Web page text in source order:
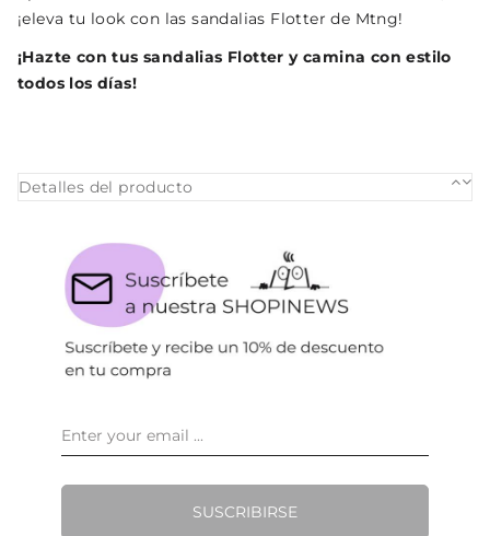
¡eleva tu look con las sandalias Flotter de Mtng!
¡Hazte con tus sandalias Flotter y camina con estilo
todos los días!
Detalles del producto
SUSCRIBIRSE